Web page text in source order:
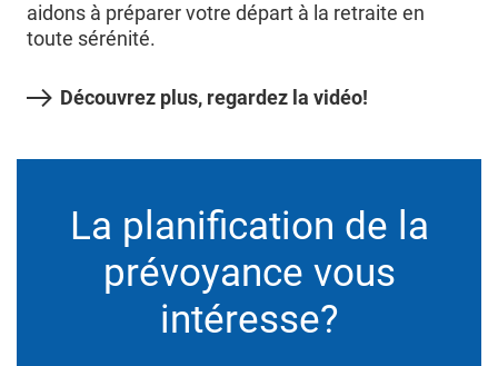
aidons à préparer votre départ à la retraite en
toute sérénité.
Découvrez plus, regardez la vidéo!
La planification de la
prévoyance vous
intéresse?